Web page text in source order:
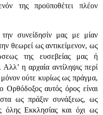
της προϋποθέτει πλέον
συνείδησίν μας με μίαν
θεωρεί ως αντικείμενον, ως
της ευσεβείας μας ή
η αρχαία αντίληψις περί
μόνον ούτε κυρίως ως πράγμα,
Ορθόδοξος αυτός όρος είναι
ως πράξιν συνάξεως, ως
όλης Εκκλησίας και όχι ως